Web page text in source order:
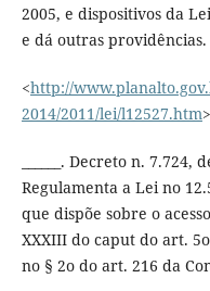
2005, e dispositivos da
e dá outras
<http://
2014/2011/lei/l12527.htm
______. Decreto n.
Regulamenta a Lei no
que dispõe sobre o
XXXIII do caput do art.
no § 2o do art. 216 da